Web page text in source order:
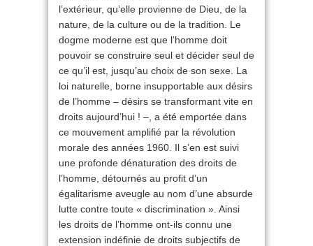
l’extérieur, qu’elle provienne de Dieu, de la
nature, de la culture ou de la tradition. Le
dogme moderne est que l’homme doit
pouvoir se construire seul et décider seul de
ce qu’il est, jusqu’au choix de son sexe. La
loi naturelle, borne insupportable aux désirs
de l’homme – désirs se transformant vite en
droits aujourd’hui ! –, a été emportée dans
ce mouvement amplifié par la révolution
morale des années 1960. Il s’en est suivi
une profonde dénaturation des droits de
l’homme, détournés au profit d’un
égalitarisme aveugle au nom d’une absurde
lutte contre toute « discrimination ». Ainsi
les droits de l’homme ont-ils connu une
extension indéfinie de droits subjectifs de